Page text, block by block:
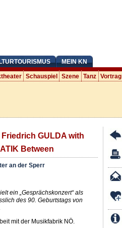
MEIN KN
Schauspiel Szene Tanz Vortrag
Friedrich GULDA with
Between
an der Sperr
ein „Gesprächskonzert“ als
des 90. Geburtstags von
mit der Musikfabrik NÖ.